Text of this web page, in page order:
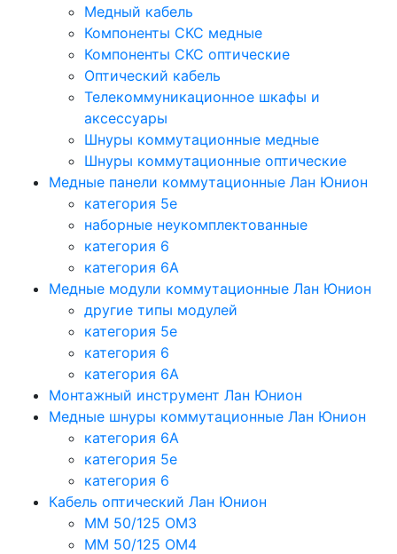
Медный кабель
Компоненты СКС медные
Компоненты СКС оптические
Оптический кабель
Телекоммуникационное шкафы и
аксессуары
Шнуры коммутационные медные
Шнуры коммутационные оптические
Медные панели коммутационные Лан Юнион
категория 5e
наборные неукомплектованные
категория 6
категория 6A
Медные модули коммутационные Лан Юнион
другие типы модулей
категория 5е
категория 6
категория 6A
Монтажный инструмент Лан Юнион
Медные шнуры коммутационные Лан Юнион
категория 6A
категория 5e
категория 6
Кабель оптический Лан Юнион
MM 50/125 OM3
MM 50/125 OM4